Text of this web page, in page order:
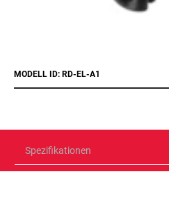
MODELL ID: RD-EL-A1
Spezifikationen